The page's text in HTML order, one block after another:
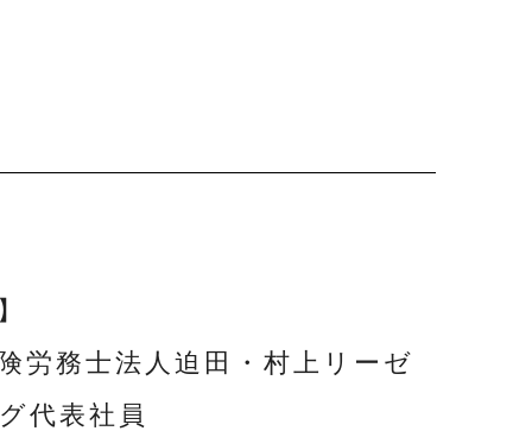
労務士法人迫田・村上リーゼ
代表社員